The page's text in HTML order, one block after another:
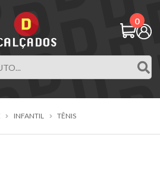
0
INFANTIL TÊNIS